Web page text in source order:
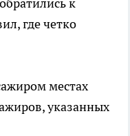
где четко
местах
указанных